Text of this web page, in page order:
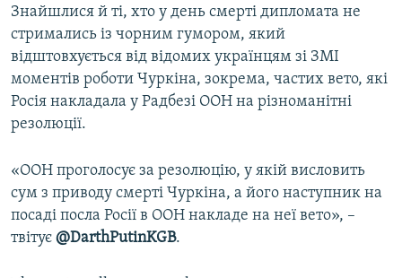
Знайшлися й ті, хто у день смерті дипломата не
стримались із чорним гумором, який
відштовхується від відомих українцям зі ЗМІ
моментів роботи Чуркіна, зокрема, частих вето, які
Росія накладала у Радбезі ООН на різноманітні
резолюції.
«ООН проголосує за резолюцію, у якій висловить
сум з приводу смерті Чуркіна, а його наступник на
посаді посла Росії в ООН накладе на неї вето», –
твітує @DarthPutinKGB.